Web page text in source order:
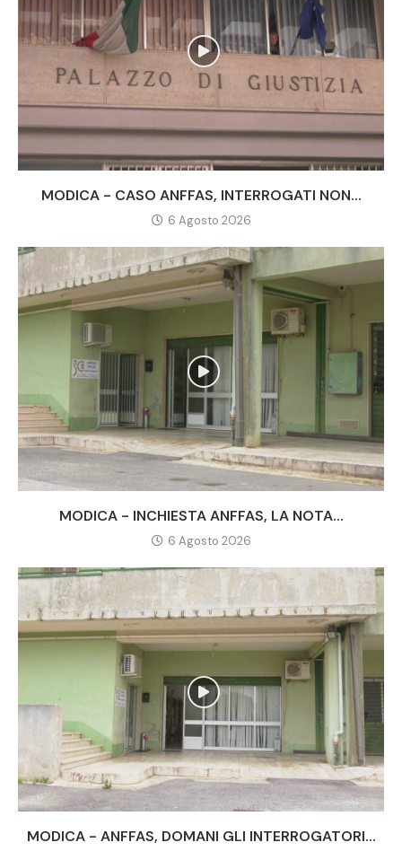
MODICA - CASO ANFFAS, INTERROGATI NON...
6 Agosto 2026
MODICA - INCHIESTA ANFFAS, LA NOTA...
6 Agosto 2026
MODICA - ANFFAS, DOMANI GLI INTERROGATORI...